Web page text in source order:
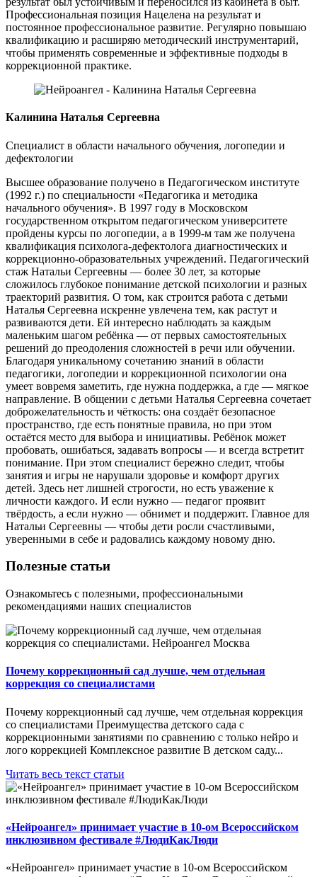
Профессиональная позиция Нацелена на результат и
постоянное профессиональное развитие. Регулярно повышаю
квалификацию и расширяю методический инструментарий,
чтобы применять современные и эффективные подходы в
коррекционной практике.
Калинина Наталья Сергеевна
Специалист в области начального обучения, логопедии и
дефектологии
Высшее образование получено в Педагогическом институте
(1992 г.) по специальности «Педагогика и методика
начального обучения». В 1997 году в Московском
государственном открытом педагогическом университете
пройдены курсы по логопедии, а в 1999-м там же получена
квалификация психолога-дефектолога диагностических и
коррекционно-образовательных учреждений. Педагогический
стаж Натальи Сергеевны — более 30 лет, за которые
сложилось глубокое понимание детской психологии и разных
траекторий развития. О том, как строится работа с детьми
Наталья Сергеевна искренне увлечена тем, как растут и
развиваются дети. Ей интересно наблюдать за каждым
маленьким шагом ребёнка — от первых самостоятельных
решений до преодоления сложностей в речи или обучении.
Благодаря уникальному сочетанию знаний в области
педагогики, логопедии и коррекционной психологии она
умеет вовремя заметить, где нужна поддержка, а где — мягкое
направление. В общении с детьми Наталья Сергеевна сочетает
доброжелательность и чёткость: она создаёт безопасное
пространство, где есть понятные правила, но при этом
остаётся место для выбора и инициативы. Ребёнок может
пробовать, ошибаться, задавать вопросы — и всегда встретит
понимание. При этом специалист бережно следит, чтобы
занятия и игры не нарушали здоровье и комфорт других
детей. Здесь нет лишней строгости, но есть уважение к
личности каждого. И если нужно — педагог проявит
твёрдость, а если нужно — обнимет и поддержит. Главное для
Натальи Сергеевны — чтобы дети росли счастливыми,
уверенными в себе и радовались каждому новому дню.
Полезные статьи
Ознакомьтесь с полезными, профессиональными
рекомендациями наших специалистов
Почему коррекционный сад лучше, чем отдельная
коррекция со специалистами
Почему коррекционный сад лучше, чем отдельная коррекция
со специалистами Преимущества детского сада с
коррекционными занятиями по сравнению с только нейро и
лого коррекцией Комплексное развитие В детском саду...
Читать весь текст статьи
«Нейроангел» принимает участие в 10-ом Всероссийском
инклюзивном фестивале #ЛюдиКакЛюди
«Нейроангел» принимает участие в 10-ом Всероссийском